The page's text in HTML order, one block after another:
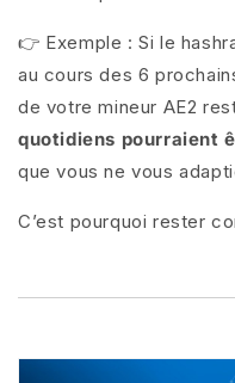
👉 Exemple : Si le
au cours des 6
de votre mineur AE2
quotidiens pourraient
que vous ne vous
C’est pourquoi rester